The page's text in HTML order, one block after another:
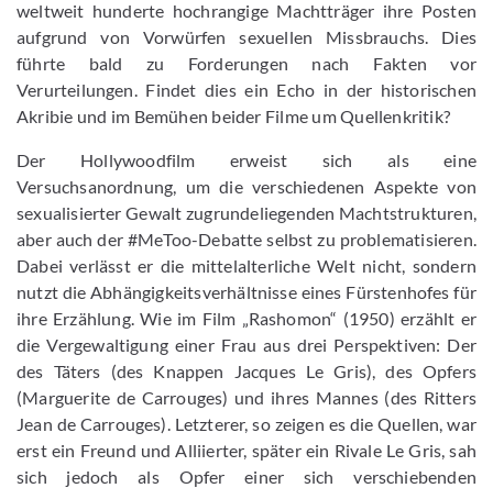
weltweit hunderte hochrangige Machtträger ihre Posten
aufgrund von Vorwürfen sexuellen Missbrauchs. Dies
führte bald zu Forderungen nach Fakten vor
Verurteilungen. Findet dies ein Echo in der historischen
Akribie und im Bemühen beider Filme um Quellenkritik?
Der Hollywoodfilm erweist sich als eine
Versuchsanordnung, um die verschiedenen Aspekte von
sexualisierter Gewalt zugrundeliegenden Machtstrukturen,
aber auch der #MeToo-Debatte selbst zu problematisieren.
Dabei verlässt er die mittelalterliche Welt nicht, sondern
nutzt die Abhängigkeitsverhältnisse eines Fürstenhofes für
ihre Erzählung. Wie im Film „Rashomon“ (1950) erzählt er
die Vergewaltigung einer Frau aus drei Perspektiven: Der
des Täters (des Knappen Jacques Le Gris), des Opfers
(Marguerite de Carrouges) und ihres Mannes (des Ritters
Jean de Carrouges). Letzterer, so zeigen es die Quellen, war
erst ein Freund und Alliierter, später ein Rivale Le Gris, sah
sich jedoch als Opfer einer sich verschiebenden